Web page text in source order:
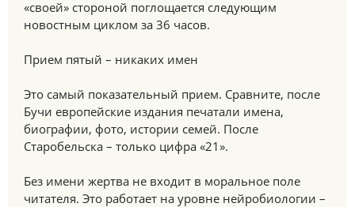
«своей» стороной поглощается следующим
новостным циклом за 36 часов.
Прием пятый – никаких имен
Это самый показательный прием. Сравните, после
Бучи европейские издания печатали имена,
биографии, фото, истории семей. После
Старобельска – только цифра «21».
Без имени жертва не входит в моральное поле
читателя. Это работает на уровне нейробиологии –